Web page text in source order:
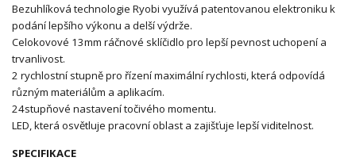
Bezuhlíková technologie Ryobi využívá patentovanou elektroniku k
podání lepšího výkonu a delší výdrže.
Celokovové 13mm ráčnové sklíčidlo pro lepší pevnost uchopení a
trvanlivost.
2 rychlostní stupně pro řízení maximální rychlosti, která odpovídá
různým materiálům a aplikacím.
24stupňové nastavení točivého momentu.
LED, která osvětluje pracovní oblast a zajišťuje lepší viditelnost.
SPECIFIKACE